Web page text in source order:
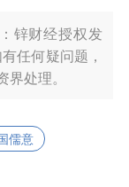
锌财经授权发
任何疑问题，
处理。
儒意